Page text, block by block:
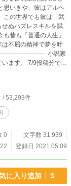
いきや、彼はアルヘ
の世界でも彼は「武
ぬハズレスキルを賦
不屈の精神で夢を叶
ます。 7/9投稿分で先
後は不定期更新にな
ません。
/ 53,293件
0
文字数 31,939
登録日 2021.05.09
に入り追加 3